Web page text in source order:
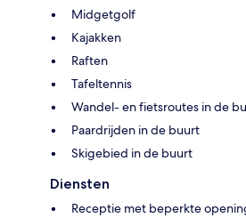
Midgetgolf
Kajakken
Raften
Tafeltennis
Wandel- en fietsroutes in de
Paardrijden in de buurt
Skigebied in de buurt
Diensten
Receptie met beperkte